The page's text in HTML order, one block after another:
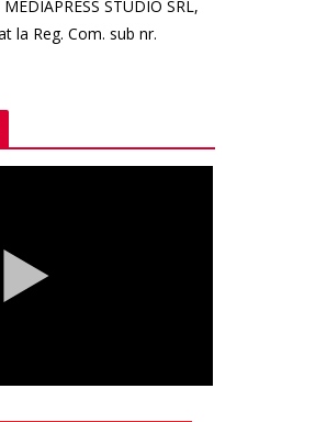
STUDIO SRL,
la Reg. Com. sub nr.